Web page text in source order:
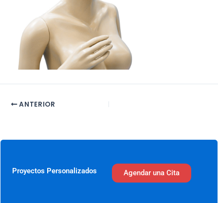
ANTERIOR
Proyectos Personalizados Agendar una Cita